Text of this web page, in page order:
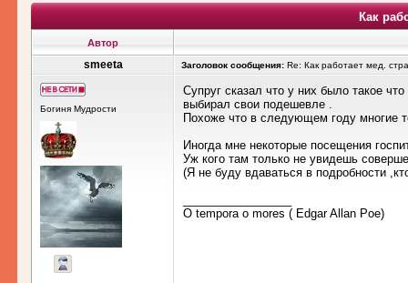
Как
Автор
smeeta Заголовок сообщения: Re: Как работает мед.
Богиня Мудрости
Супруг сказал что у них было такое
выбирал свои подешевле .
Похоже что в следующем году многие
Иногда мне некоторые посещения
Уж кого там только не увидешь
(Я не буду вдаваться в подробности
O tempora o mores ( Edgar Allan Poe)